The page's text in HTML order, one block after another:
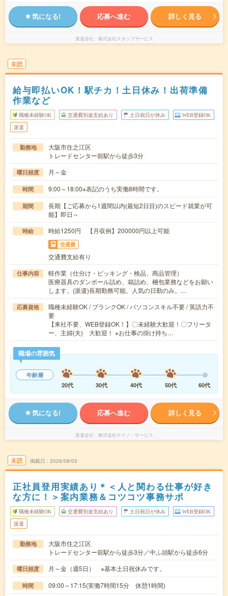
気になる! 応募へ進む 詳しく見る
派遣会社 株式会社スタッフサービス
未読
給与即払いOK！駅チカ！土日休み！出荷準備
作業など
職種未経験OK 交通費別途支給あり 土日祝日が休み WEB登録OK
派遣
勤務地
大阪市住之江区
トレードセンター前駅から徒歩3分
曜日頻度 月～金
時間 9:00～18:00※表記のうち実働8時間です。
期間
長期【ご応募から1週間以内(最短2日目)のスピード就業が可
能】即日～
時給 時給1250円 【月収例】200000円以上可能
交通費
交通費支給有り
仕事内容
軽作業（仕分け・ピッキング・検品、商品管理）
医療器具のダンボール詰め、箱詰め、梱包業務などをお願い
します。(派遣)長期勤務可能。人気の日勤のみ。…
応募資格
職種未経験OK / ブランクOK / パソコンスキル不要 / 英語力不
要
【来社不要、WEB登録OK！】〇未経験大歓迎！〇フリータ
ー、主婦(夫) 大歓迎！ ※お仕事の掛け持ち…
職場の雰囲気
年齢層
20代
30代 40代 50代 60代
気になる! 応募へ進む 詳しく見る
派遣会社 株式会社テクノ・サービス
未読 掲載日 2026/08/03
正社員登用実績あり＊＜人と関わる仕事が好き
な方に！＞案内業務＆コツコツ事務サポ
職種未経験OK 交通費別途支給あり 土日祝日が休み WEB登録OK
派遣
勤務地
大阪市住之江区
トレードセンター前駅から徒歩3分／中ふ頭駅から徒歩6分
曜日頻度 月～金（週5日） ※基本土日祝休みです。
時間 09:00～17:15(実働7時間15分 休憩1時間)